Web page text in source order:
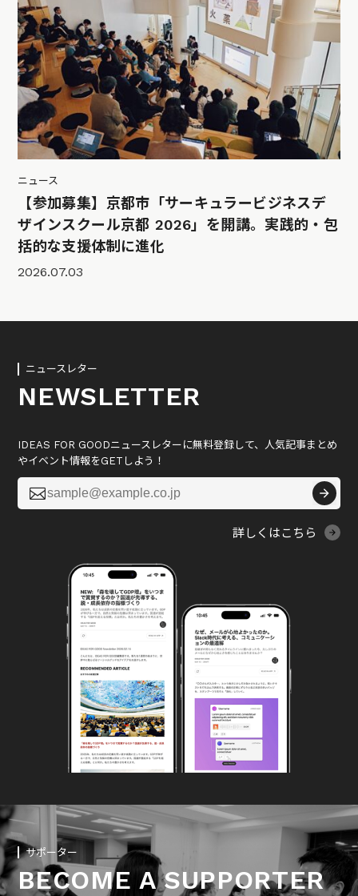
ニュース
【参加募集】京都市「サーキュラービジネスデ
ザインスクール京都 2026」を開講。実践的・包
括的な支援体制に進化
2026.07.03
ニュースレター
NEWSLETTER
IDEAS FOR GOODニュースレターに無料登録して、人気記事まとめ
やイベント情報をGETしよう！

詳しくはこちら
サポーター
BECOME A SUPPORTER